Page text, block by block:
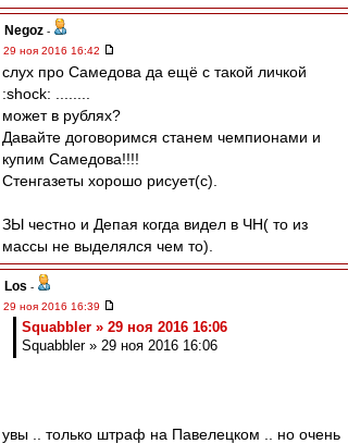
Negoz -
29 ноя 2016 16:42
слух про Самедова да ещё с такой личкой
:shock: ........
может в рублях?
Давайте договоримся станем чемпионами и
купим Самедова!!!!
Стенгазеты хорошо рисует(с).
ЗЫ честно и Депая когда видел в ЧН( то из
массы не выделялся чем то).
Los -
29 ноя 2016 16:39
Squabbler » 29 ноя 2016 16:06
Squabbler » 29 ноя 2016 16:06
увы .. только штраф на Павелецком .. но очень